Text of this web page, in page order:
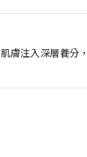
膚注入深層養分